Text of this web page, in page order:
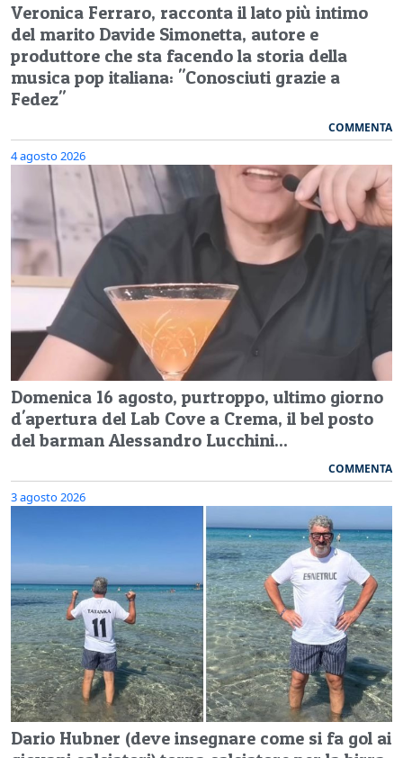
Veronica Ferraro, racconta il lato più intimo
del marito Davide Simonetta, autore e
produttore che sta facendo la storia della
musica pop italiana: "Conosciuti grazie a
Fedez"
COMMENTA
4 agosto 2026
Domenica 16 agosto, purtroppo, ultimo giorno
d'apertura del Lab Cove a Crema, il bel posto
del barman Alessandro Lucchini...
COMMENTA
3 agosto 2026
Dario Hubner (deve insegnare come si fa gol ai